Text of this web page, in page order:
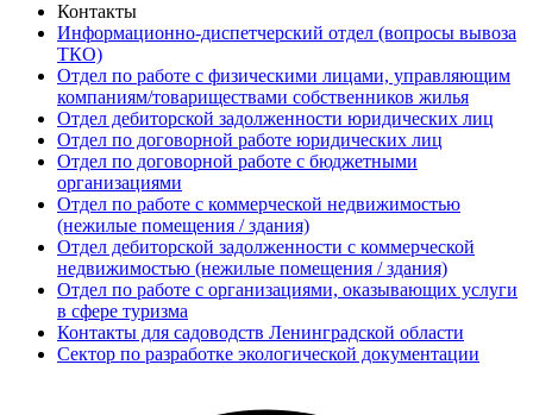
Контакты
Информационно-диспетчерский отдел (вопросы вывоза
ТКО)
Отдел по работе с физическими лицами, управляющим
компаниям/товариществами собственников жилья
Отдел дебиторской задолженности юридических лиц
Отдел по договорной работе юридических лиц
Отдел по договорной работе с бюджетными
организациями
Отдел по работе с коммерческой недвижимостью
(нежилые помещения / здания)
Отдел дебиторской задолженности с коммерческой
недвижимостью (нежилые помещения / здания)
Отдел по работе с организациями, оказывающих услуги
в сфере туризма
Контакты для садоводств Ленинградской области
Сектор по разработке экологической документации